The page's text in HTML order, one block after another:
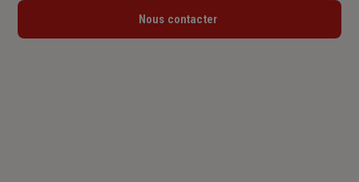
Lundi : 14h – 18h
Nous contacter